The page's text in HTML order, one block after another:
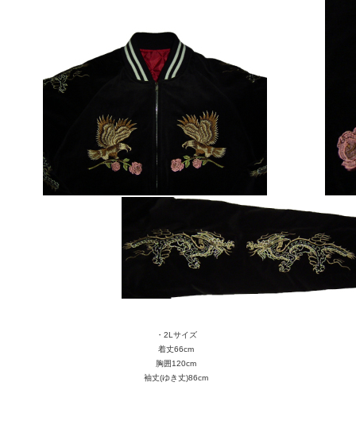
・2Lサイズ
着丈66cm
胸囲120cm
袖丈(ゆき丈)86cm